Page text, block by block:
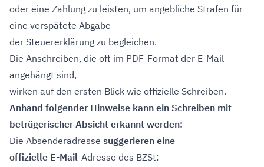
oder eine Zahlung zu leisten, um angebliche Strafen für
eine verspätete Abgabe
der Steuererklärung zu begleichen.
Die Anschreiben, die oft im PDF-Format der E-Mail
angehängt sind,
wirken auf den ersten Blick wie offizielle Schreiben.
Anhand folgender Hinweise kann ein Schreiben mit
betrügerischer Absicht erkannt werden:
Die Absenderadresse suggerieren eine
offizielle E-Mail-Adresse des BZSt: